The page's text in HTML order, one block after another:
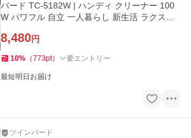
バード TC-5182W | ハンディ クリーナー 100
W パワフル 自立 一人暮らし 新生活 ラクステ
8,480円
10% （773pt） 要エントリー
最短明日お届け
ツインバード